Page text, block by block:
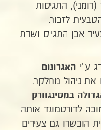
(רומני), התגיסות
לזכות
אכן התגייס ושרת
ע"י האגרונום
את ניהול מחלקת
במסינגוורק
לדורטמונד אותה
הוכשרו גם צעירים